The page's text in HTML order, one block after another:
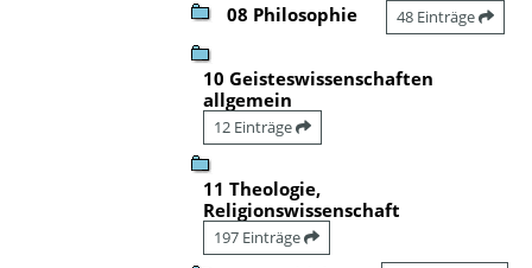
08 Philosophie 48 Einträge
10 Geisteswissenschaften
allgemein
12 Einträge
11 Theologie,
Religionswissenschaft
197 Einträge